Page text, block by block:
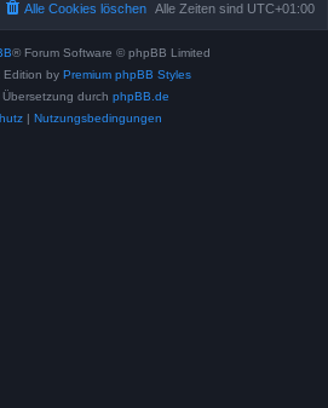
Alle Zeiten sind UTC+01:00
Alle Cookies löschen
® Forum Software © phpBB Limited
Edition by Premium phpBB Styles
durch phpBB.de
| Nutzungsbedingungen